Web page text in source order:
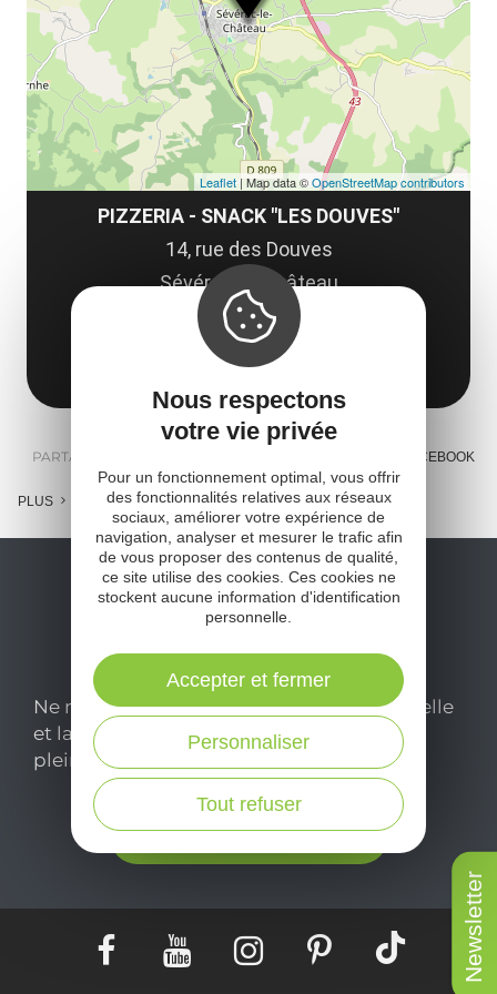
Newsletter
PIZZERIA - SNACK "LES DOUVES"
14, rue des Douves
Sévérac-le-Château
12150 Sévérac d'Aveyron
Obtenir l'itinéraire
Leaflet| Map data ©OpenStreetMap contributors
PARTAGER : FACEBOOK
PLUS
Ne manquez pas notre newsletter mensuelle
et laissez-vous inspirer pour profiter
pleinement de votre séjour en Aveyron.
Je m'abonne ici
Nous respectons
votre vie privée
Pour un fonctionnement optimal, vous offrir
des fonctionnalités relatives aux réseaux
sociaux, améliorer votre expérience de
navigation, analyser et mesurer le trafic afin
de vous proposer des contenus de qualité,
ce site utilise des cookies. Ces cookies ne
stockent aucune information d'identification
personnelle.
Tout refuser
Personnaliser
Accepter et fermer